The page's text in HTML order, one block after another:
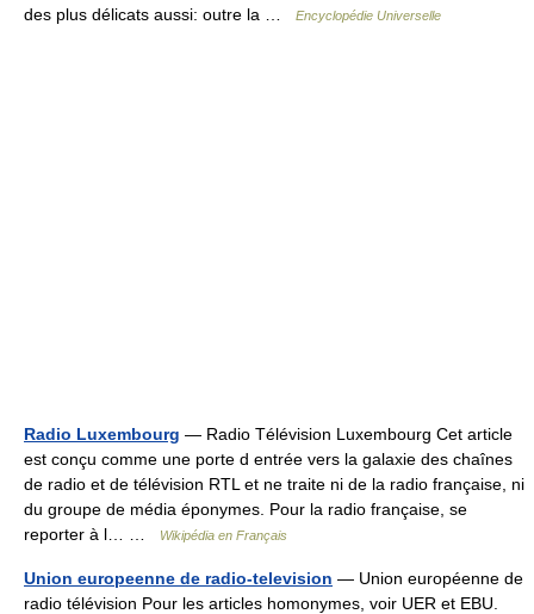
des plus délicats aussi: outre la …
Encyclopédie Universelle
Radio Luxembourg — Radio Télévision Luxembourg Cet article
est conçu comme une porte d entrée vers la galaxie des chaînes
de radio et de télévision RTL et ne traite ni de la radio française, ni
du groupe de média éponymes. Pour la radio française, se
reporter à l… …
Wikipédia en Français
Union europeenne de radio-television — Union européenne de
radio télévision Pour les articles homonymes, voir UER et EBU.